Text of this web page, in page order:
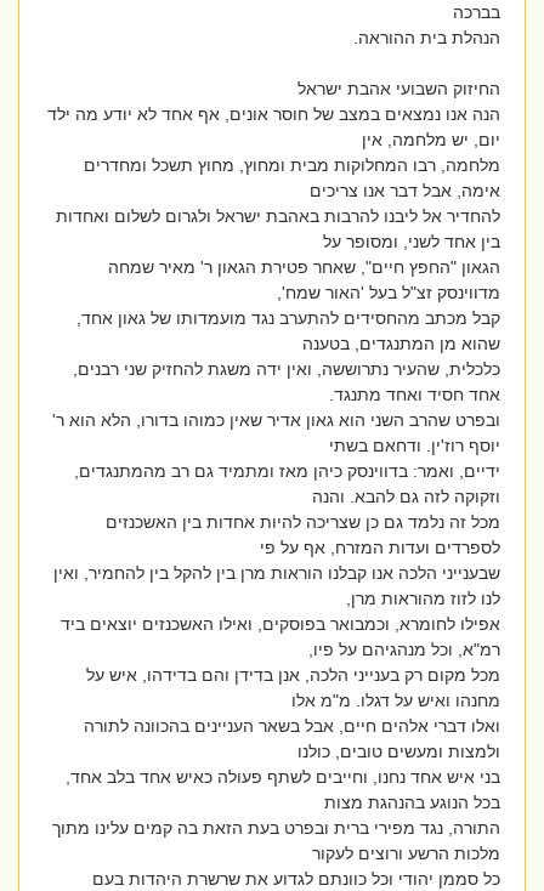
בברכה
הנהלת בית ההוראה.
החיזוק השבועי אהבת ישראל
הנה אנו נמצאים במצב של חוסר אונים, אף אחד לא יודע מה ילד
יום, יש מלחמה, אין
מלחמה, רבו המחלוקות מבית ומחוץ, מחוץ תשכל ומחדרים
אימה, אבל דבר אנו צריכים
להחדיר אל ליבנו להרבות באהבת ישראל ולגרום לשלום ואחדות
בין אחד לשני, ומסופר על
הגאון "החפץ חיים", שאחר פטירת הגאון ר' מאיר שמחה
מדווינסק זצ"ל בעל 'האור שמח',
קבל מכתב מהחסידים להתערב נגד מועמדותו של גאון אחד,
שהוא מן המתנגדים, בטענה
כלכלית, שהעיר נתרוששה, ואין ידה משגת להחזיק שני רבנים,
אחד חסיד ואחד מתנגד.
ובפרט שהרב השני הוא גאון אדיר שאין כמוהו בדורו, הלא הוא ר'
יוסף רוז'ין. ודחאם בשתי
ידיים, ואמר: בדווינסק כיהן מאז ומתמיד גם רב מהמתנגדים,
וזקוקה לזה גם להבא. והנה
מכל זה נלמד גם כן שצריכה להיות אחדות בין האשכנזים
לספרדים ועדות המזרח, אף על פי
שבענייני הלכה אנו קבלנו הוראות מרן בין להקל בין להחמיר, ואין
לנו לזוז מהוראות מרן,
אפילו לחומרא, וכמבואר בפוסקים, ואילו האשכנזים יוצאים ביד
רמ"א, וכל מנהגיהם על פיו,
מכל מקום רק בענייני הלכה, אנן בדידן והם בדידהו, איש על
מחנהו ואיש על דגלו. מ"מ אלו
ואלו דברי אלהים חיים, אבל בשאר העניינים בהכוונה לתורה
ולמצות ומעשים טובים, כולנו
בני איש אחד נחנו, וחייבים לשתף פעולה כאיש אחד בלב אחד,
בכל הנוגע בהנהגת מצות
התורה, נגד מפירי ברית ובפרט בעת הזאת בה קמים עלינו מתוך
מלכות הרשע ורוצים לעקור
כל סממן יהודי וכל כוונתם לגדוע את שרשרת היהדות בעם